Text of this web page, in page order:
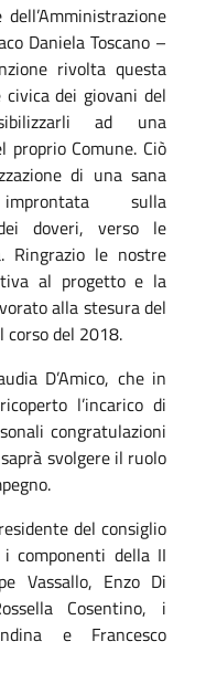
Daniela Toscano –
rivolta questa
dei giovani del
ad una
Comune. Ciò
di una sana
sulla
doveri, verso le
Ringrazio le nostre
al progetto e la
alla stesura del
corso del 2018.
D’Amico, che in
l’incarico di
congratulazioni
svolgere il ruolo
del consiglio
i componenti della II
Vassallo, Enzo Di
Cosentino, i
e Francesco